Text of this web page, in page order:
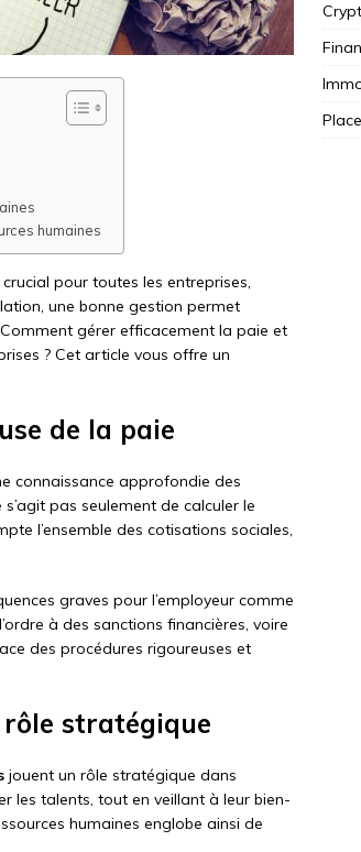
humaines
pour toutes les entreprises,
une bonne gestion permet
gérer efficacement la paie et
? Cet article vous offre un
de la paie
connaissance approfondie des
pas seulement de calculer le
l’ensemble des cotisations sociales,
graves pour l’employeur comme
à des sanctions financières, voire
des procédures rigoureuses et
rôle stratégique
jouent un rôle stratégique dans
les talents, tout en veillant à leur bien-
humaines englobe ainsi de